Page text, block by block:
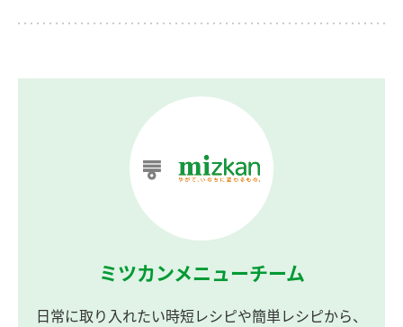
ミツカンメニューチーム
日常に取り入れたい時短レシピや簡単レシピから、